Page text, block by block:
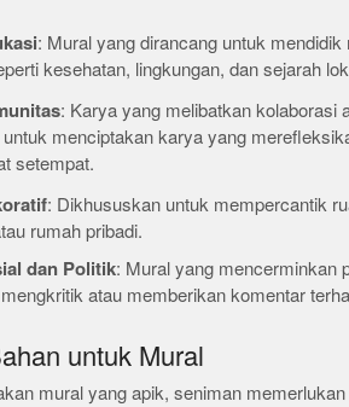
: Mural yang dirancang untuk
kesehatan, lingkungan, dan sejarah
: Karya yang melibatkan kolaborasi
menciptakan karya yang
setempat.
: Dikhususkan untuk mempercantik
rumah pribadi.
dan Politik: Mural yang mencerminkan
atau memberikan komentar
untuk Mural
mural yang apik, seniman